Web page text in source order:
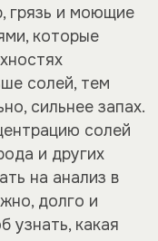
грязь и моющие
которые
солей, тем
сильнее запах.
солей
и других
на анализ в
долго и
узнать, какая